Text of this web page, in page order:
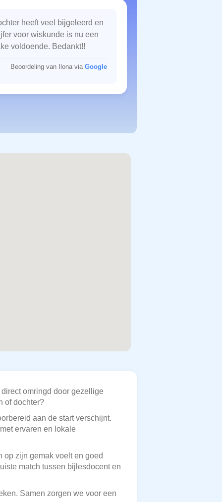
heeft veel bijgeleerd en
voor wiskunde is nu een
voldoende. Bedankt!!
Beoordeling van Ilona via Google
omringd door gezellige
of dochter?
aan de start verschijnt.
ervaren en lokale
zijn gemak voelt en goed
match tussen bijlesdocent en
Samen zorgen we voor een